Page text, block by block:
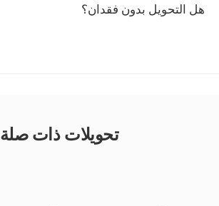
هل التحويل بدون فقدان؟
تحويلات ذات صلة